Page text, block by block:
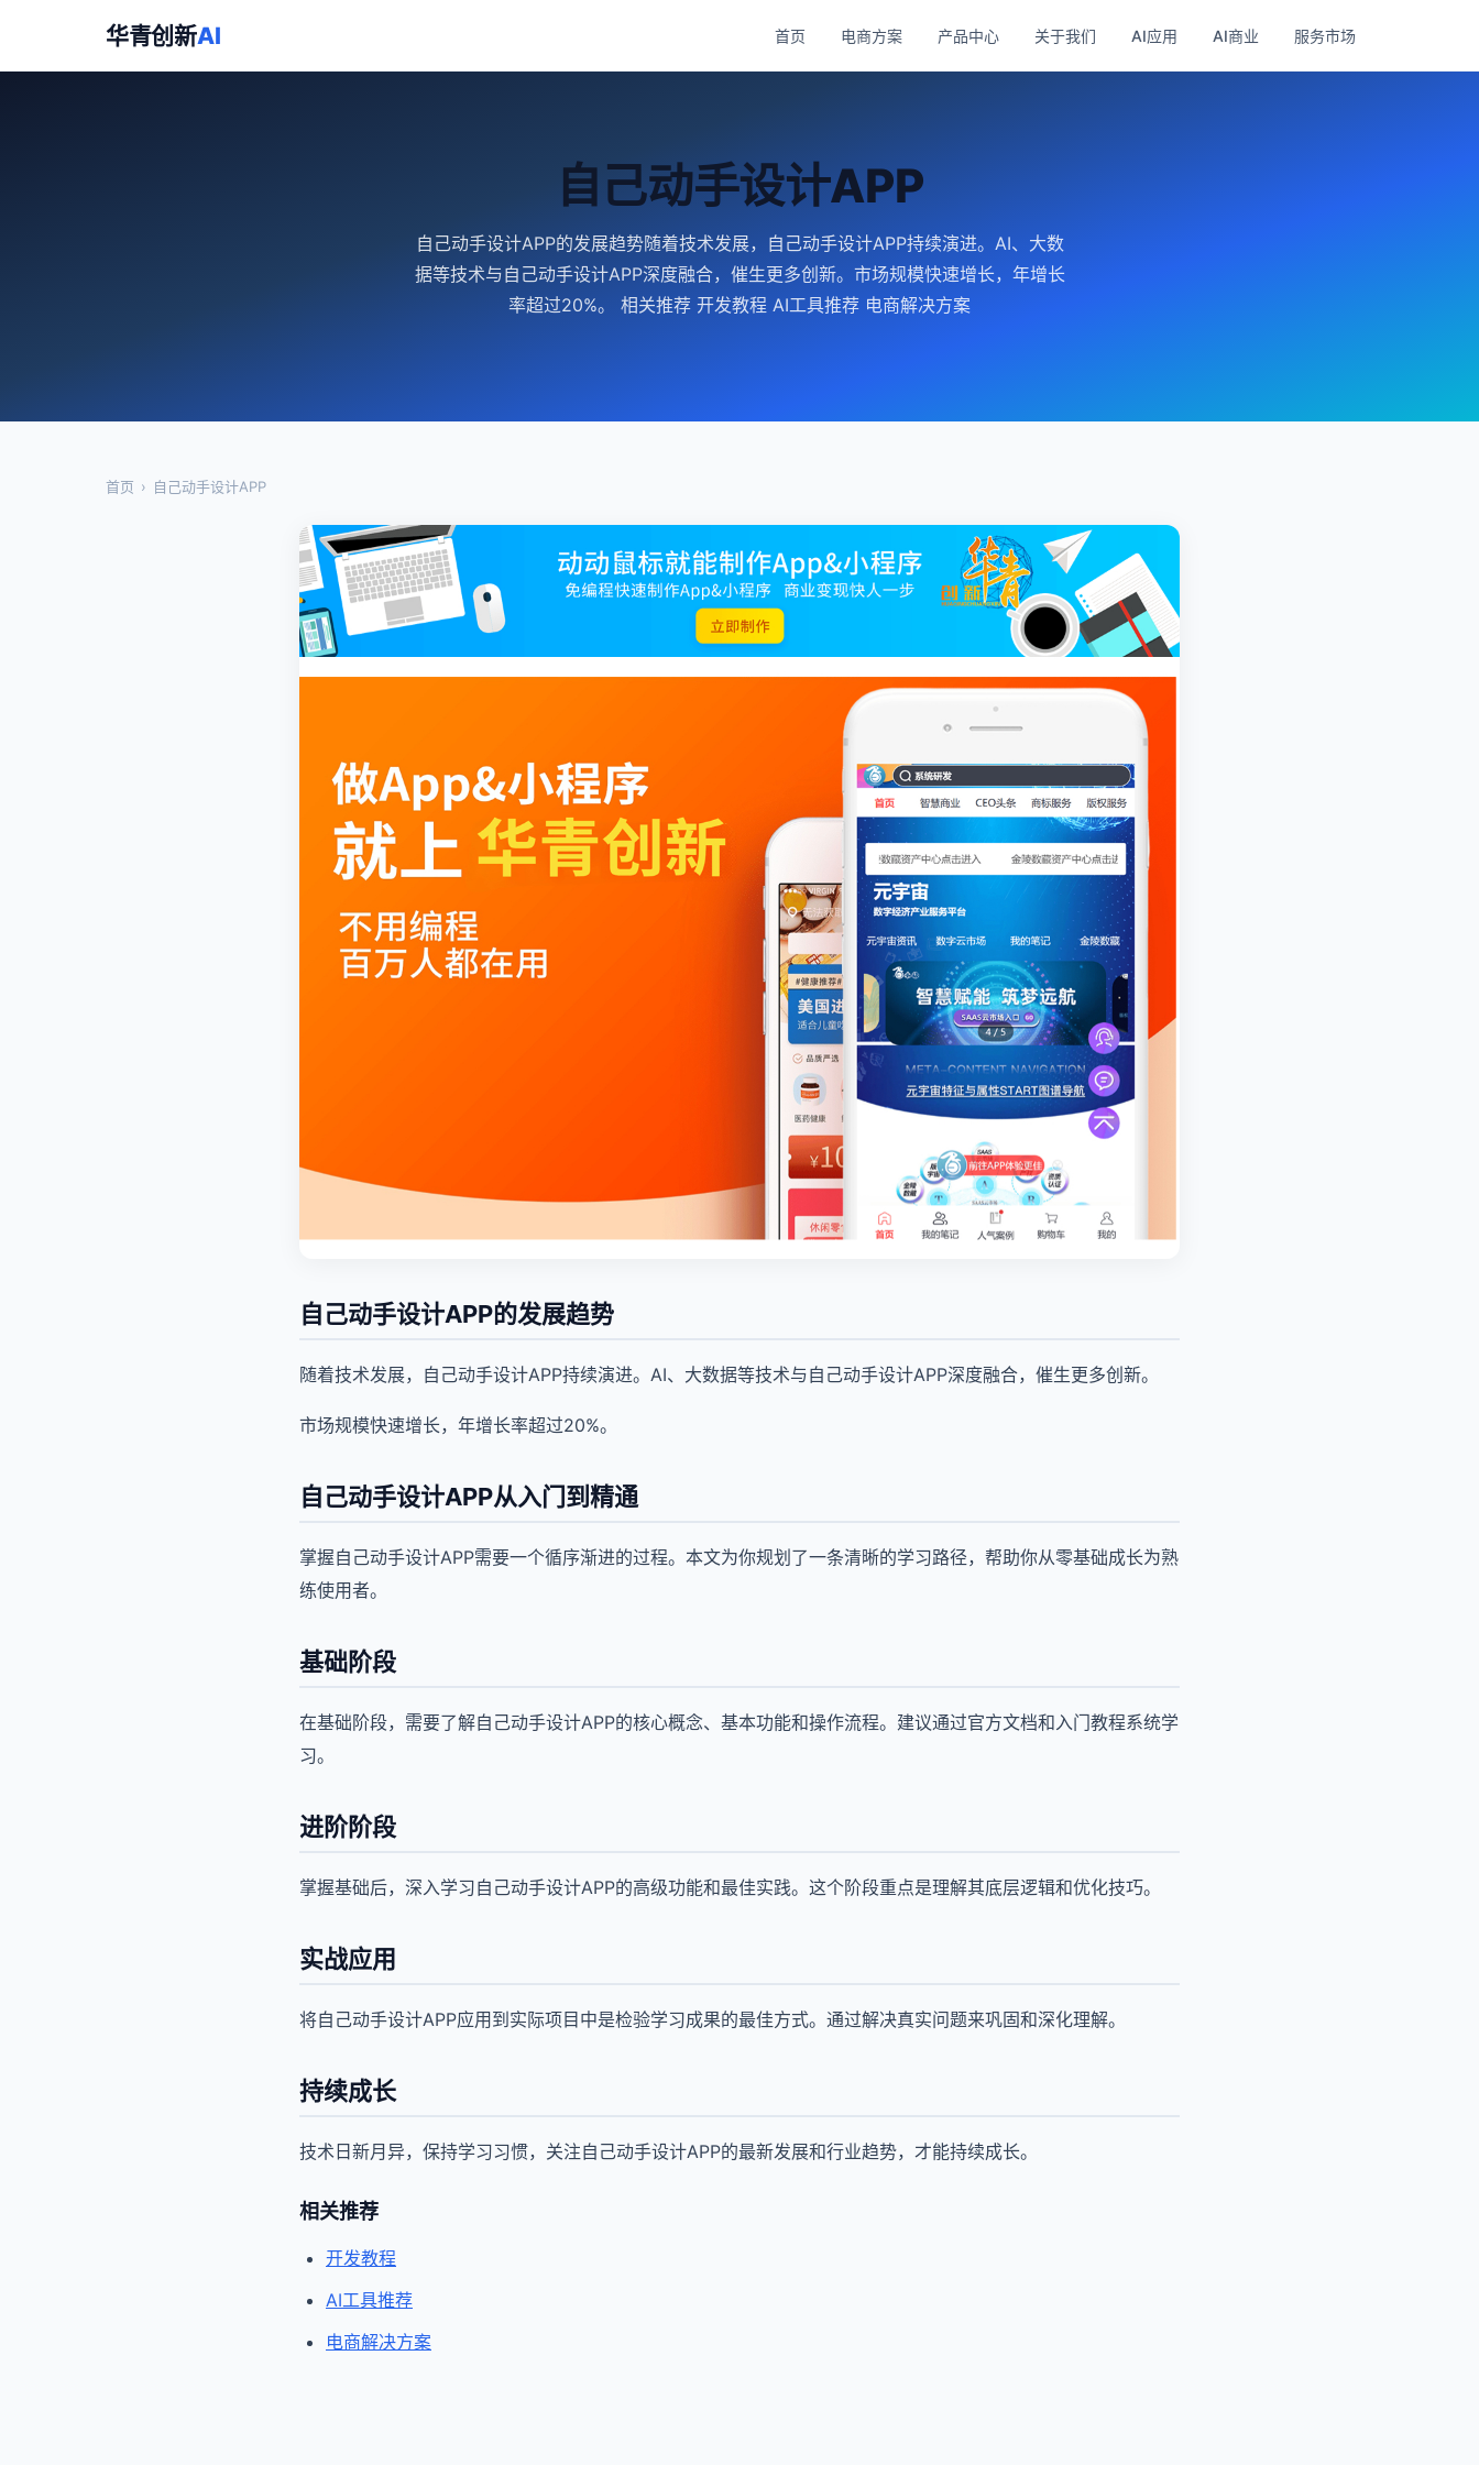
华青创新AI 首页 电商方案 产品中心 关于我们 AI应用 AI商业 服务市场
自己动手设计APP
自己动手设计APP的发展趋势随着技术发展，自己动手设计APP持续演进。AI、大数
据等技术与自己动手设计APP深度融合，催生更多创新。市场规模快速增长，年增长
率超过20%。 相关推荐 开发教程 AI工具推荐 电商解决方案
首页 › 自己动手设计APP
自己动手设计APP的发展趋势
随着技术发展，自己动手设计APP持续演进。AI、大数据等技术与自己动手设计APP深度融合，催生更多创新。
市场规模快速增长，年增长率超过20%。
自己动手设计APP从入门到精通
掌握自己动手设计APP需要一个循序渐进的过程。本文为你规划了一条清晰的学习路径，帮助你从零基础成长为熟
练使用者。
基础阶段
在基础阶段，需要了解自己动手设计APP的核心概念、基本功能和操作流程。建议通过官方文档和入门教程系统学
习。
进阶阶段
掌握基础后，深入学习自己动手设计APP的高级功能和最佳实践。这个阶段重点是理解其底层逻辑和优化技巧。
实战应用
将自己动手设计APP应用到实际项目中是检验学习成果的最佳方式。通过解决真实问题来巩固和深化理解。
持续成长
技术日新月异，保持学习习惯，关注自己动手设计APP的最新发展和行业趋势，才能持续成长。
相关推荐
开发教程
AI工具推荐
电商解决方案